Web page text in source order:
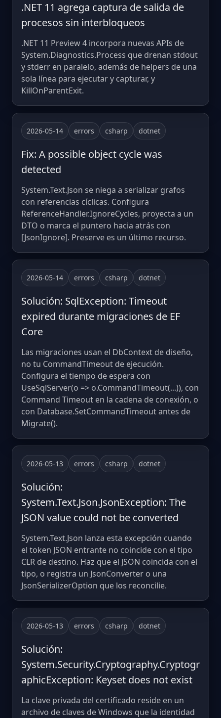
.NET 11 agrega captura de salida de
procesos sin interbloqueos
.NET 11 Preview 4 incorpora nuevas APIs de
System.Diagnostics.Process que drenan stdout
y stderr en paralelo, además de helpers de una
sola línea para ejecutar y capturar, y
KillOnParentExit.
2026-05-14 errors csharp dotnet
Fix: A possible object cycle was
detected
System.Text.Json se niega a serializar grafos
con referencias cíclicas. Configura
ReferenceHandler.IgnoreCycles, proyecta a un
DTO o marca el puntero hacia atrás con
[JsonIgnore]. Preserve es un último recurso.
2026-05-14 errors csharp dotnet
Solución: SqlException: Timeout
expired durante migraciones de EF
Core
Las migraciones usan el DbContext de diseño,
no tu CommandTimeout de ejecución.
Configura el tiempo de espera con
UseSqlServer(o => o.CommandTimeout(...)), con
Command Timeout en la cadena de conexión, o
con Database.SetCommandTimeout antes de
Migrate().
2026-05-13 errors csharp dotnet
Solución:
System.Text.Json.JsonException: The
JSON value could not be converted
System.Text.Json lanza esta excepción cuando
el token JSON entrante no coincide con el tipo
CLR de destino. Haz que el JSON coincida con el
tipo, o registra un JsonConverter o una
JsonSerializerOption que los reconcilie.
2026-05-13 errors csharp dotnet
Solución:
System.Security.Cryptography.Cryptogr
aphicException: Keyset does not exist
La clave privada del certificado reside en un
archivo de claves de Windows que la identidad